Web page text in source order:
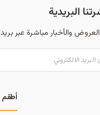
البريدية
والأخبار مباشرة عبر
أطقم